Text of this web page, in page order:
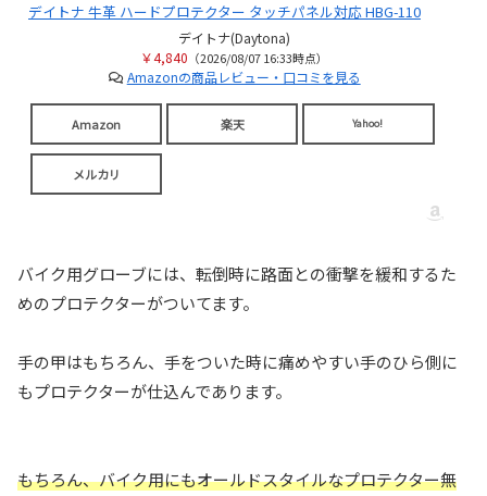
デイトナ 牛革 ハードプロテクター タッチパネル対応 HBG-110
デイトナ(Daytona)
￥4,840 （2026/08/07 16:33時点）
Amazonの商品レビュー・口コミを見る
Amazon 楽天 Yahoo!
メルカリ
バイク用グローブには、転倒時に路面との衝撃を緩和するた
めのプロテクターがついてます。
手の甲はもちろん、手をついた時に痛めやすい手のひら側に
もプロテクターが仕込んであります。
もちろん、バイク用にもオールドスタイルなプロテクター無